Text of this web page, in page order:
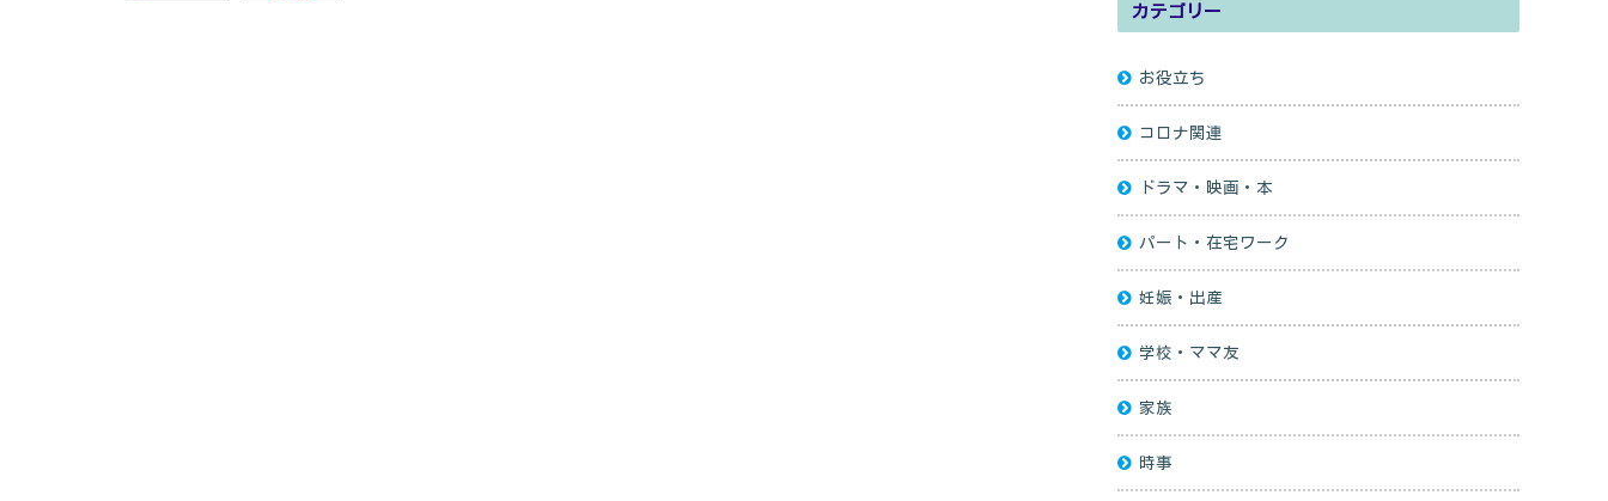
カテゴリー
お役立ち
コロナ関連
ドラマ・映画・本
パート・在宅ワーク
妊娠・出産
学校・ママ友
家族
時事